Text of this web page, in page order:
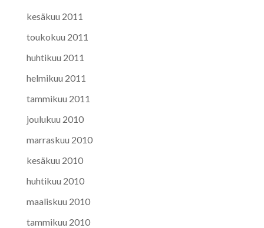
kesäkuu 2011
toukokuu 2011
huhtikuu 2011
helmikuu 2011
tammikuu 2011
joulukuu 2010
marraskuu 2010
kesäkuu 2010
huhtikuu 2010
maaliskuu 2010
tammikuu 2010